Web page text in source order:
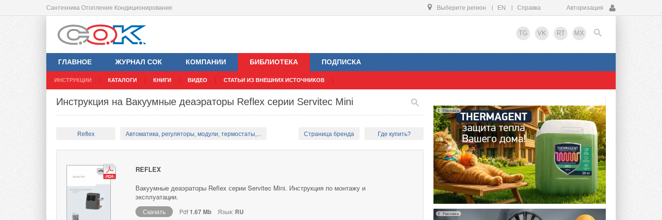
Сантехника Отопление Кондиционирование Выберите регион EN Справка Авторизация
TG VK RT MX
ГЛАВНОЕ ЖУРНАЛ СОК КОМПАНИИ БИБЛИОТЕКА
ИНСТРУКЦИИ КАТАЛОГИ КНИГИ ВИДЕО СТАТЬИ ИЗ ВНЕШНИХ ИСТОЧНИКОВ
ПОДПИСКА
EN
Инструкция на Вакуумные деаэраторы Reflex серии Servitec Mini
Reflex Автоматика, регуляторы, модули, термостаты,... Страница бренда Где купить?
REFLEX
Вакуумные деаэраторы Reflex серии Servitec Mini. Инструкция по монтажу и
эксплуатации.
Скачать Pdf1.67 Mb Язык: RU
Реклама
Реклама